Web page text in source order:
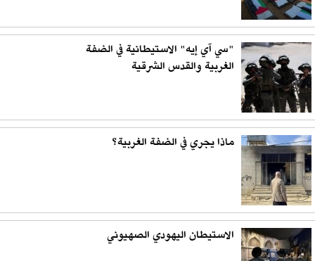
"سي آي إيه" الاستيطانية في الضفة
الغربية والقدس الشرقية
ماذا يجري في الضفة الغربية؟
الاستيطان اليهودي الصهيوني